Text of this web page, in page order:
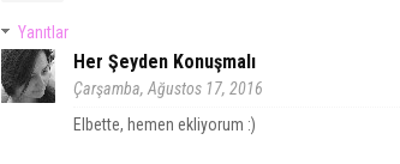
Yanıtlar
Her Şeyden Konuşmalı
Çarşamba, Ağustos 17, 2016
Elbette, hemen ekliyorum :)